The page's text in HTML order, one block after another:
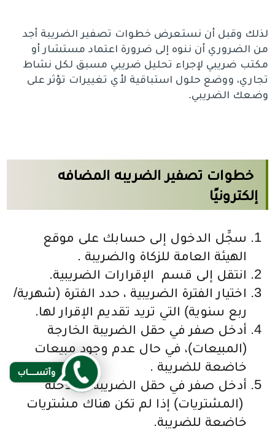
لذلك وقبل أن نستعرض خطوات تصفير الضريبة أجد
من الضروري أن ننوه إلى ضرورة اعتماد مستشار أو
مكتب ضريبي لإجراء تحليل ضريبي مسبق لكل نشاط
تجاري، ووضع حلول استباقية لأي تغييرات تؤثر على
وضعك الضريبي.
خطوات تصفير الضريبه المضافه
إلكترونيًا
سجِّل الدخول إلى حسابك على موقع
الهيئة العامة للزكاة والضريبة .
انتقل إلى قسم الإقرارات الضريبية.
اختيار الفترة الضريبية ، حدد الفترة (شهرية/
ربع سنوية) التي تريد تقديم الإقرار لها.
أدخل صفر في حقل الضريبة الخارجة
(المبيعات)، في حال عدم وجود مبيعات
خاضعة للضريبة .
أدخل صفر في حقل الضريبة المدخلة
(المشتريات) إذا لم تكن هناك مشتريات
خاضعة للضريبة.
وآتســــاب